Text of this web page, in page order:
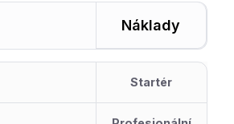
Náklady
Startér